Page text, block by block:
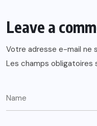
Leave a
Votre adresse e-mail ne
Les champs obligatoires